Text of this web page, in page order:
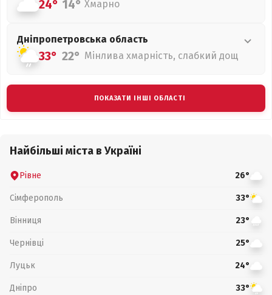
24° 14° Хмарно
Дніпропетровська область
33° 22° Мінлива хмарність, слабкий дощ
ПОКАЗАТИ ІНШІ ОБЛАСТІ
Найбільші міста в Україні
Рівне 26°
Сімферополь 33°
Вінниця 23°
Чернівці 25°
Луцьк 24°
Дніпро 33°